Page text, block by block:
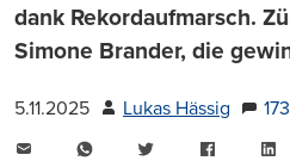
dank Rekordaufmarsch.
Simone Brander, die
5.11.2025 Lukas Hässig 173
WhatsAppTwitter Facebook